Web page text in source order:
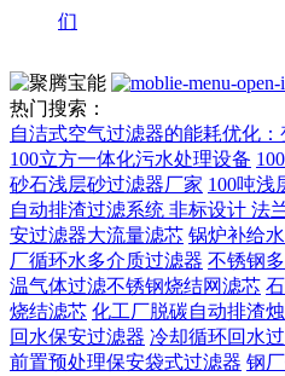
们
热门搜索：
自洁式空气过滤器的能耗优化
100立方一体化污水处理设备
砂石浅层砂过滤器厂家 100吨浅
自动排渣过滤系统 非标设计 法
安过滤器大流量滤芯 锅炉补给
厂循环水多介质过滤器 不锈钢
温气体过滤不锈钢烧结网滤芯
烧结滤芯 化工厂脱碳自动排渣
回水保安过滤器 冷却循环回水
前置预处理保安袋式过滤器 钢